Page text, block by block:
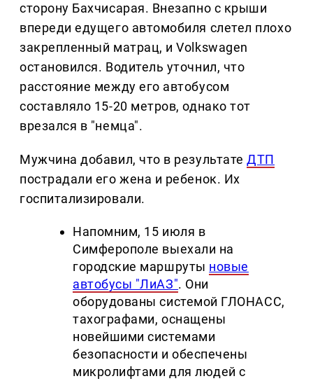
сторону Бахчисарая. Внезапно с крыши
впереди едущего автомобиля слетел плохо
закрепленный матрац, и Volkswagen
остановился. Водитель уточнил, что
расстояние между его автобусом
составляло 15-20 метров, однако тот
врезался в "немца".
Мужчина добавил, что в результатеДТП
пострадали его жена и ребенок. Их
госпитализировали.
Напомним, 15 июля в
Симферополе выехали на
городские маршруты новые
автобусы "ЛиАЗ". Они
оборудованы системой ГЛОНАСС,
тахографами, оснащены
новейшими системами
безопасности и обеспечены
микролифтами для людей с